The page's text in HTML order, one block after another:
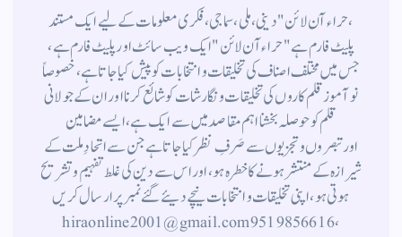
،حراء آن لائن" دینی ، ملی ، سماجی ، فکری معلومات کے لیے ایک مستند
پلیٹ فارم ہے " حراء آن لائن " ایک ویب سائٹ اور پلیٹ فارم ہے ،
جس میں مختلف اصناف کی تخلیقات و انتخابات کو پیش کیا جاتا ہے ، خصوصاً
نوآموز قلم کاروں کی تخلیقات و نگارشات کو شائع کرنا اور ان کے جولانی
قلم کوحوصلہ بخشنا اہم مقاصد میں سے ایک ہے ، ایسے مضامین
اورتبصروں وتجزیوں سے صَرفِ نظر کیا جاتاہے جن سے اتحادِ ملت کے
شیرازہ کے منتشر ہونے کاخطرہ ہو ، اور اس سے دین کی غلط تفہیم وتشریح
ہوتی ہو، اپنی تخلیقات و انتخابات نیچے دیئے گئے نمبر پر ارسال کریں
، 9519856616 hiraonline2001@gmail.com